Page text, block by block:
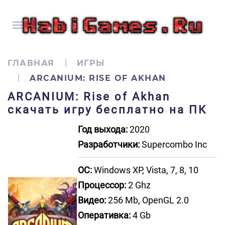
ГЛАВНАЯ
ИГРЫ
ARCANIUM: RISE OF AKHAN
ARCANIUM: Rise of Akhan
скачать игру бесплатно на ПК
Год выхода:2020
Разработчики:Supercombo Inc
ОС:Windows XP, Vista, 7, 8, 10
Процессор:2 Ghz
Видео:256 Mb, OpenGL 2.0
Оперативка:4 Gb